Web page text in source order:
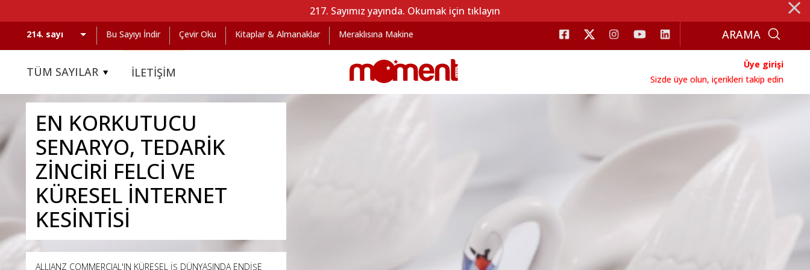
217. Sayımız yayında. Okumak için tıklayın ⨯
Bu Sayıyı İndir Çevir Oku Kitaplar & Almanaklar Meraklısına Makine
TÜM SAYILAR İLETİŞİM
Üye girişi
Sizde üye olun, içerikleri takip edin
EN KORKUTUCU
SENARYO, TEDARİK
ZİNCİRİ FELCİ VE
KÜRESEL İNTERNET
KESİNTİSİ
ALLIANZ COMMERCIAL'IN KÜRESEL İŞ DÜNYASINDA ENDİŞE